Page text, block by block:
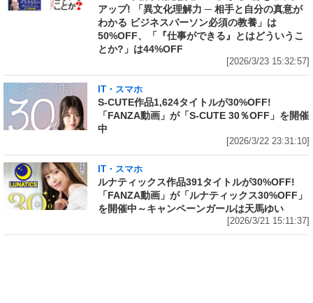
アップ! 「異文化理解力 ─ 相手と自分の真意が
わかる ビジネスパーソン必須の教養」は
50%OFF、「『仕事ができる』とはどういうこ
とか?」は44%OFF
[2026/3/23 15:32:57]
IT・スマホ
S-CUTE作品1,624タイトルが30%OFF!
「FANZA動画」が「S-CUTE 30％OFF」を開催
中
[2026/3/22 23:31:10]
IT・スマホ
ルナティックス作品391タイトルが30%OFF!
「FANZA動画」が「ルナティックス30%OFF」
を開催中～キャンペーンガールは天馬ゆい
[2026/3/21 15:11:37]